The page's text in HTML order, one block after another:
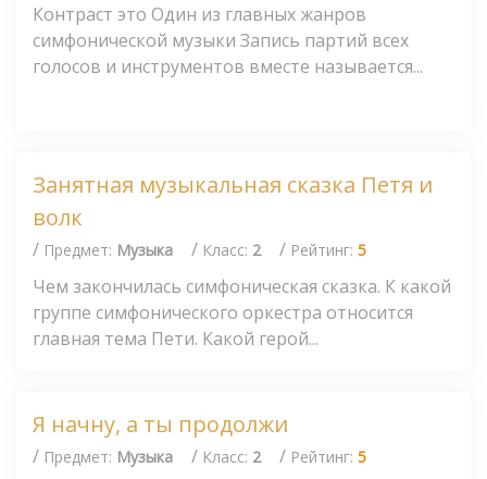
Контраст это Один из главных жанров
симфонической музыки Запись партий всех
голосов и инструментов вместе называется...
Занятная музыкальная сказка Петя и
волк
/ Предмет: Музыка / Класс: 2 / Рейтинг: 5
Чем закончилась симфоническая сказка. К какой
группе симфонического оркестра относится
главная тема Пети. Какой герой...
Я начну, а ты продолжи
/ Предмет: Музыка / Класс: 2 / Рейтинг: 5